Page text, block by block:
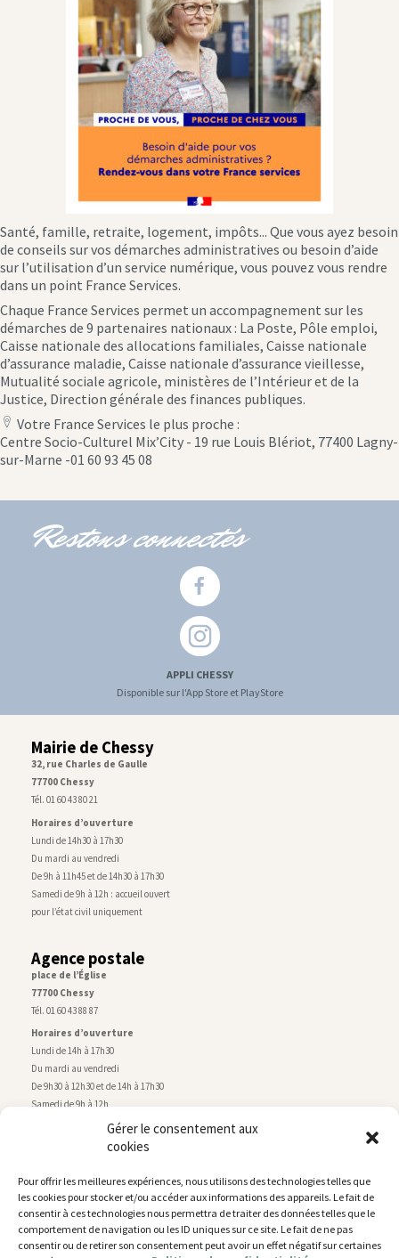
Gérer le consentement aux
cookies
Pour offrir les meilleures expériences, nous utilisons des technologies telles que
les cookies pour stocker et/ou accéder aux informations des appareils. Le fait de
consentir à ces technologies nous permettra de traiter des données telles que le
comportement de navigation ou les ID uniques sur ce site. Le fait de ne pas
consentir ou de retirer son consentement peut avoir un effet négatif sur certaines
Santé, famille, retraite, logement, impôts... Que vous ayez besoin
de conseils sur vos démarches administratives ou besoin d’aide
sur l’utilisation d’un service numérique, vous pouvez vous rendre
dans un point France Services.
Chaque France Services permet un accompagnement sur les
démarches de 9 partenaires nationaux : La Poste, Pôle emploi,
Caisse nationale des allocations familiales, Caisse nationale
d’assurance maladie, Caisse nationale d’assurance vieillesse,
Mutualité sociale agricole, ministères de l’Intérieur et de la
Justice, Direction générale des finances publiques.
location
icon
Votre France Services le plus proche :
Centre Socio-Culturel Mix’City - 19 rue Louis Blériot, 77400 Lagny-
sur-Marne -01 60 93 45 08
Restons connectés
APPLI CHESSY
Disponible sur l'App Store et PlayStore
Mairie de Chessy
32, rue Charles de Gaulle
77700 Chessy
Tél. 01 60 43 80 21
Horaires d’ouverture
Lundi de 14h30 à 17h30
Du mardi au vendredi
De 9h à 11h45 et de 14h30 à 17h30
Samedi de 9h à 12h : accueil ouvert
pour l’état civil uniquement
Agence postale
place de l’Église
77700 Chessy
Tél. 01 60 43 88 87
Horaires d’ouverture
Lundi de 14h à 17h30
Du mardi au vendredi
De 9h30 à 12h30 et de 14h à 17h30
Samedi de 9h à 12h
Service technique
rue de Montry–77700 Chessy
Tél. 01 60 43 52 63
Horaires d’ouverture
Lundi, mardi et jeudi